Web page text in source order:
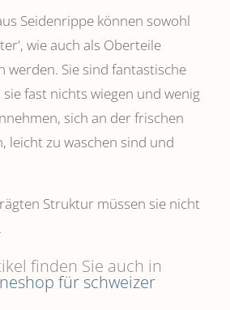
Seidenrippe können sowohl
wie auch als Oberteile
werden. Sie sind fantastische
fast nichts wiegen und wenig
sich an der frischen
leicht zu waschen sind und
Struktur müssen sie nicht
finden Sie auch in
für schweizer